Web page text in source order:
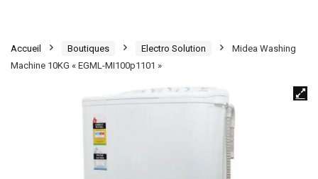
Accueil Boutiques Electro Solution
Midea Washing
Machine 10KG « EGML-MI100p1101 »